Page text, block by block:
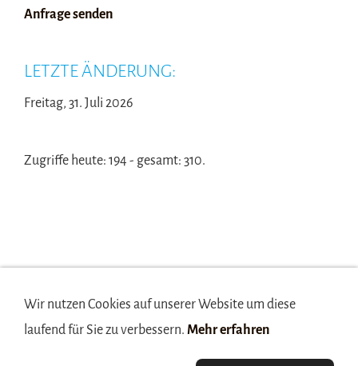
Anfrage senden
LETZTE ÄNDERUNG:
Freitag, 31. Juli 2026
Zugriffe heute: 194 - gesamt: 310.
Anfahrt Anfrage Brands
Geschäftszeiten
Wir nutzen Cookies auf unserer Website um diese
laufend für Sie zu verbessern.Mehr erfahren